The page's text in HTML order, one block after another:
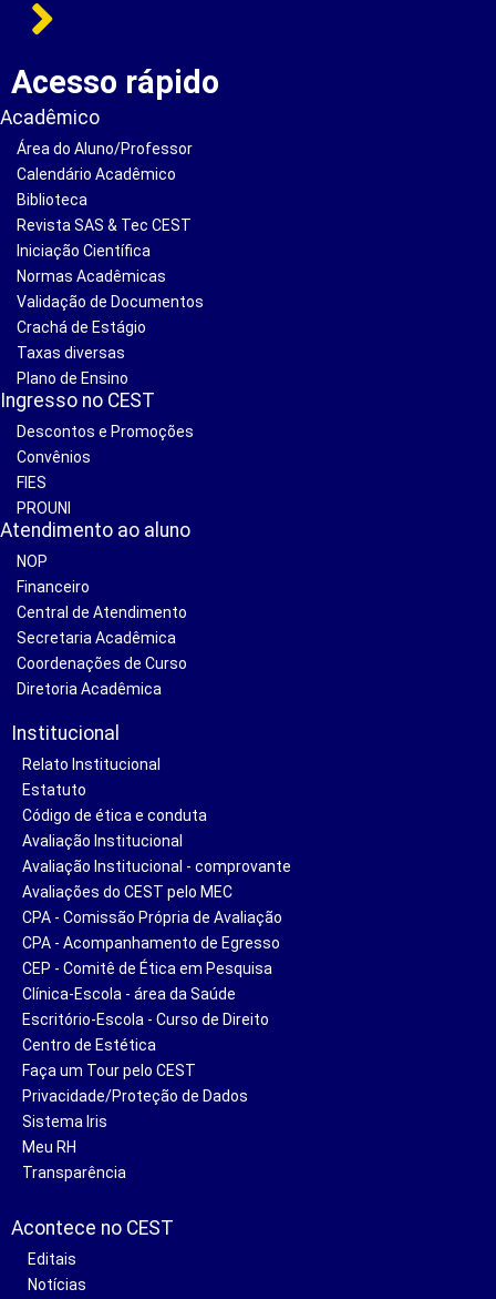
Acesso rápido
Acadêmico
Área do Aluno/Professor
Calendário Acadêmico
Biblioteca
Revista SAS & Tec CEST
Iniciação Científica
Normas Acadêmicas
Validação de Documentos
Crachá de Estágio
Taxas diversas
Plano de Ensino
Ingresso no CEST
Descontos e Promoções
Convênios
FIES
PROUNI
Atendimento ao aluno
NOP
Financeiro
Central de Atendimento
Secretaria Acadêmica
Coordenações de Curso
Diretoria Acadêmica
Institucional
Relato Institucional
Estatuto
Código de ética e conduta
Avaliação Institucional
Avaliação Institucional - comprovante
Avaliações do CEST pelo MEC
CPA - Comissão Própria de Avaliação
CPA - Acompanhamento de Egresso
CEP - Comitê de Ética em Pesquisa
Clínica-Escola - área da Saúde
Escritório-Escola - Curso de Direito
Centro de Estética
Faça um Tour pelo CEST
Privacidade/Proteção de Dados
Sistema Iris
Meu RH
Transparência
Acontece no CEST
Editais
Notícias